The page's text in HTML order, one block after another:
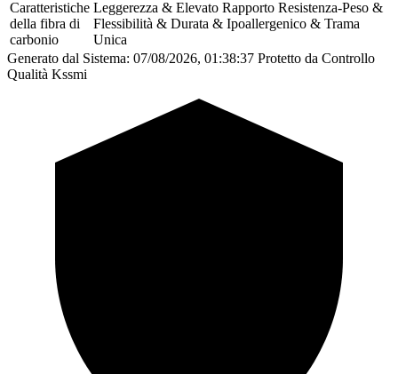
Caratteristiche
della fibra di
carbonio
Leggerezza & Elevato Rapporto Resistenza-Peso &
Flessibilità & Durata & Ipoallergenico & Trama
Unica
Generato dal Sistema: 07/08/2026, 01:38:37 Protetto da Controllo
Qualità Kssmi